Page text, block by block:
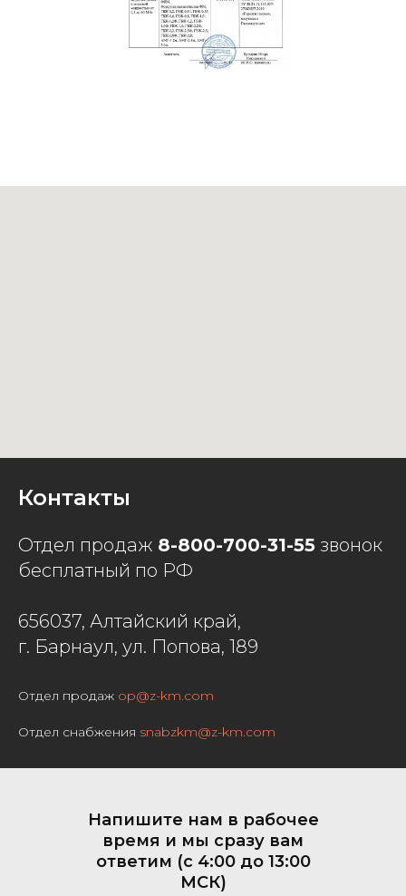
Контакты
Отдел продаж 8-800-700-31-55 звонок
бесплатный по РФ
656037, Алтайский край,
г. Барнаул, ул. Попова, 189
Отдел продаж op@z-km.com
Отдел снабжения snabzkm@z-km.com
Напишите нам в рабочее
время и мы сразу вам
ответим (с 4:00 до 13:00
МСК)